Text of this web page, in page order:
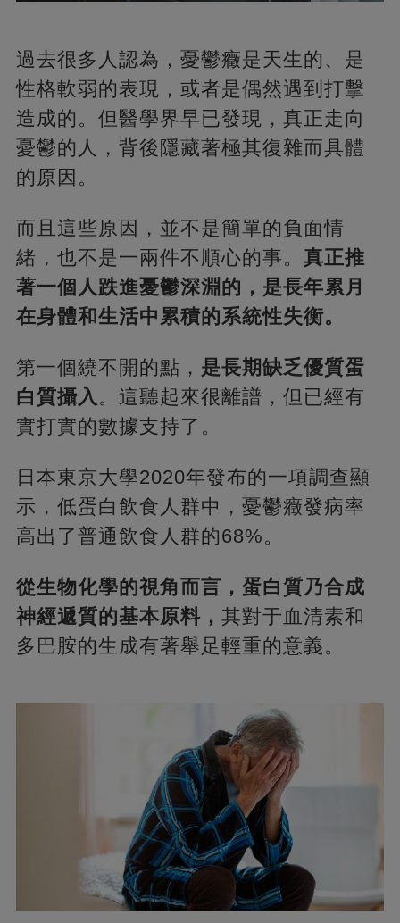
過去很多人認為，憂鬱癥是天生的、是
性格軟弱的表現，或者是偶然遇到打擊
造成的。但醫學界早已發現，真正走向
憂鬱的人，背後隱藏著極其復雜而具體
的原因。
而且這些原因，並不是簡單的負面情
緒，也不是一兩件不順心的事。 真正推
著一個人跌進憂鬱深淵的，是長年累月
在身體和生活中累積的系統性失衡。
第一個繞不開的點， 是長期缺乏優質蛋
白質攝入 。這聽起來很離譜，但已經有
實打實的數據支持了。
日本東京大學2020年發布的一項調查顯
示，低蛋白飲食人群中，憂鬱癥發病率
高出了普通飲食人群的68%。
從生物化學的視角而言，蛋白質乃合成
神經遞質的基本原料， 其對于血清素和
多巴胺的生成有著舉足輕重的意義。